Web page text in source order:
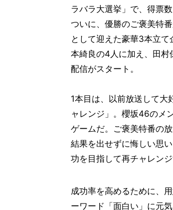
ラバラ大選挙」で、得票
ついに、優勝のご褒美特
として迎えた豪華3本立
本綺良の4人に加え、田
配信がスタート。
1本目は、以前放送して大
ャレンジ」。櫻坂46のメ
ゲームだ。ご褒美特番の
結果を出せずに悔しい思
功を目指して再チャレンジ
成功率を高めるために、
ーワード「面白い」に元